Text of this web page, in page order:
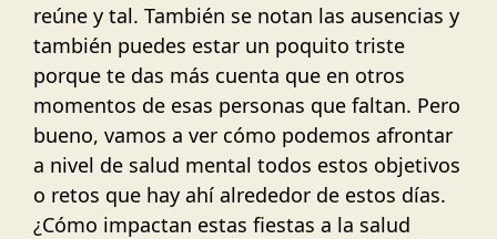
reúne y tal. También se notan las ausencias y
también puedes estar un poquito triste
porque te das más cuenta que en otros
momentos de esas personas que faltan. Pero
bueno, vamos a ver cómo podemos afrontar
a nivel de salud mental todos estos objetivos
o retos que hay ahí alrededor de estos días.
¿Cómo impactan estas fiestas a la salud